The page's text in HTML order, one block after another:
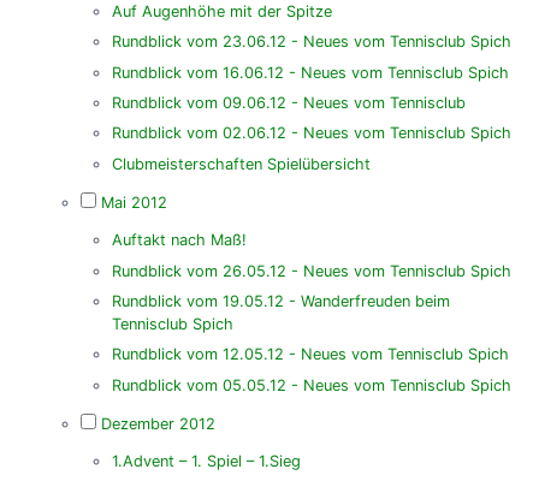
Auf Augenhöhe mit der Spitze
Rundblick vom 23.06.12 - Neues vom Tennisclub Spich
Rundblick vom 16.06.12 - Neues vom Tennisclub Spich
Rundblick vom 09.06.12 - Neues vom Tennisclub
Rundblick vom 02.06.12 - Neues vom Tennisclub Spich
Clubmeisterschaften Spielübersicht
Mai 2012
Auftakt nach Maß!
Rundblick vom 26.05.12 - Neues vom Tennisclub Spich
Rundblick vom 19.05.12 - Wanderfreuden beim
Tennisclub Spich
Rundblick vom 12.05.12 - Neues vom Tennisclub Spich
Rundblick vom 05.05.12 - Neues vom Tennisclub Spich
Dezember 2012
1.Advent – 1. Spiel – 1.Sieg